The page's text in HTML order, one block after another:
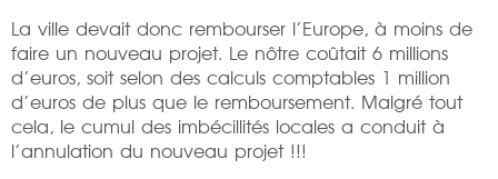
La ville devait donc rembourser l’Europe, à moins de
faire un nouveau projet. Le nôtre coûtait 6 millions
d’euros, soit selon des calculs comptables 1 million
d’euros de plus que le remboursement. Malgré tout
cela, le cumul des imbécillités locales a conduit à
l’annulation du nouveau projet !!!